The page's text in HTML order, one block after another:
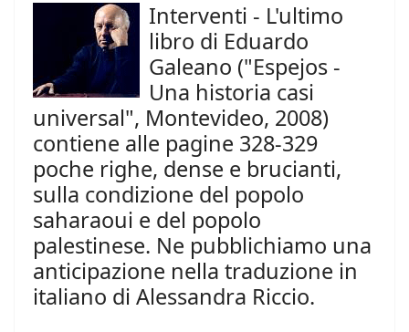
Interventi - L'ultimo
libro di Eduardo
Galeano ("Espejos -
Una historia casi
universal", Montevideo, 2008)
contiene alle pagine 328-329
poche righe, dense e brucianti,
sulla condizione del popolo
saharaoui e del popolo
palestinese. Ne pubblichiamo una
anticipazione nella traduzione in
italiano di Alessandra Riccio.